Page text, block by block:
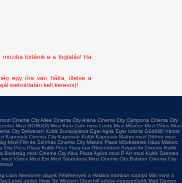
moziba történik e a foglalás! Ha
egy óra van hátra, illetve a
weboldalán kell keresni)!
Cinema City Allee Cinema City Aréna Cinema City Campona Cinema City
Mozi GOBUDA Mozi Kino Cafe mozi Lurdy Mozi Művész Mozi Pólus Mozi
City Debrecen Kultik Dunaújváros Eger Agria Eger Uránia Gödöllői Városi
Kaposvár Cinema City Kaposvár Kultik Kaposvár Malom mozi Otthon mozi
Mozi-Film és Színház Cinema City Miskolc Plaza Művészetek Háza Miskolc
City Pécs Plaza Kultik Pécs Tisza-tavi Ökocentrum Szigeti Air Cinema Kultik
Barátság mozi Cinema City Alba Plaza Agóra mozi P'Art mozi Kultik Szentes
mozi Városi Mozi Est Mozi Tatabánya Mozi Cinema City Balaton Cinema City
Liam Neesonre vágyik Féltékenyek a Halálos iramban sztárjai Már most a
Lewis utolsó filmje Sir Winston Churchill utódai népszerűsítik Matt Damon